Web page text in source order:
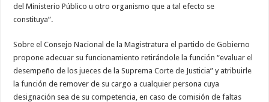
del Ministerio Público u otro organismo que a tal efecto se
constituya”.
Sobre el Consejo Nacional de la Magistratura el partido de Gobierno
propone adecuar su funcionamiento retirándole la función “evaluar el
desempeño de los jueces de la Suprema Corte de Justicia” y atribuirle
la función de remover de su cargo a cualquier persona cuya
designación sea de su competencia, en caso de comisión de faltas